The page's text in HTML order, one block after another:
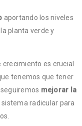
aportando los niveles
planta verde y
es crucial
tenemos que tener
mejorar la
radicular para